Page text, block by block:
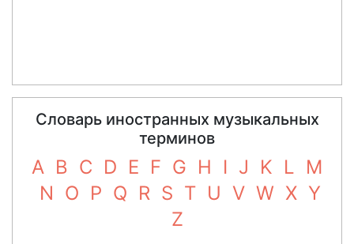
Словарь иностранных музыкальных
терминов
A B C D E F G H I J K L M
N O P Q R S T U V W X Y
Z